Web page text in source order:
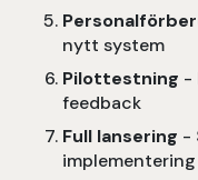
nytt system
Pilottestning -
feedback
Full lansering -
implementering